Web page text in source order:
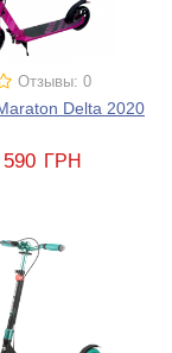
Отзывы: 0
Delta 2020
ГРН